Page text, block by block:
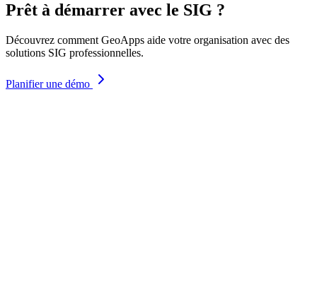
Prêt à démarrer avec le SIG ?
Découvrez comment GeoApps aide votre organisation avec des
solutions SIG professionnelles.
Planifier une démo